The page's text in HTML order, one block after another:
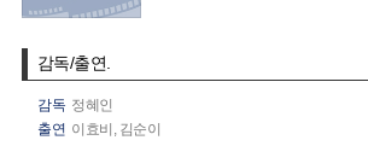
감독/출연.
감독 정혜인
출연 이효비, 김순이